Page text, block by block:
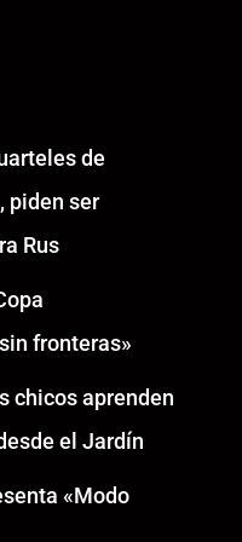
de
piden ser
Rus
fronteras»
chicos aprenden
el Jardín
«Modo